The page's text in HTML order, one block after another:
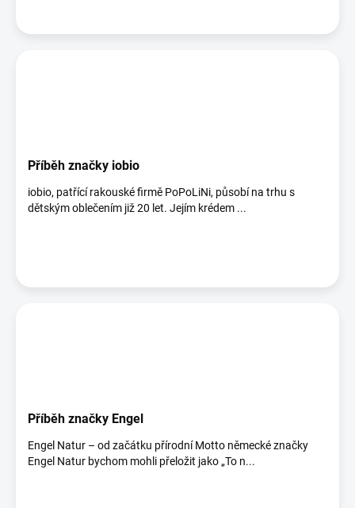
Příběh značky iobio
iobio, patřící rakouské firmě PoPoLiNi, působí na trhu s
dětským oblečením již 20 let. Jejím krédem ...
Příběh značky Engel
Engel Natur – od začátku přírodní Motto německé značky
Engel Natur bychom mohli přeložit jako „To n...